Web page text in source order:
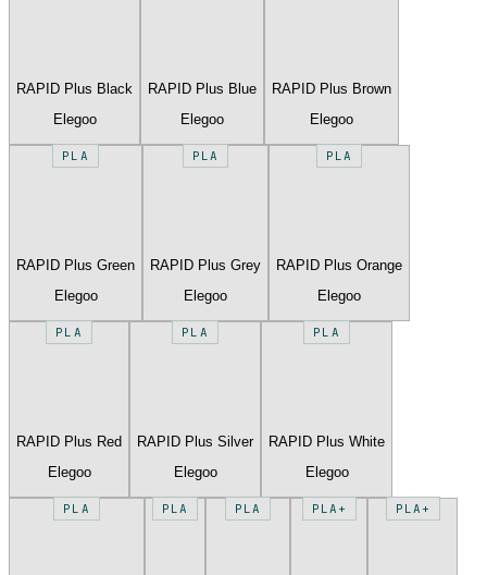
RAPID Plus Black
Elegoo
RAPID Plus Blue
Elegoo
RAPID Plus Brown
Elegoo
PLA
RAPID Plus Green
Elegoo
PLA
RAPID Plus Grey
Elegoo
PLA
RAPID Plus Orange
Elegoo
PLA
RAPID Plus Red
Elegoo
PLA
RAPID Plus Silver
Elegoo
PLA
RAPID Plus White
Elegoo
PLA PLA PLA PLA+ PLA+